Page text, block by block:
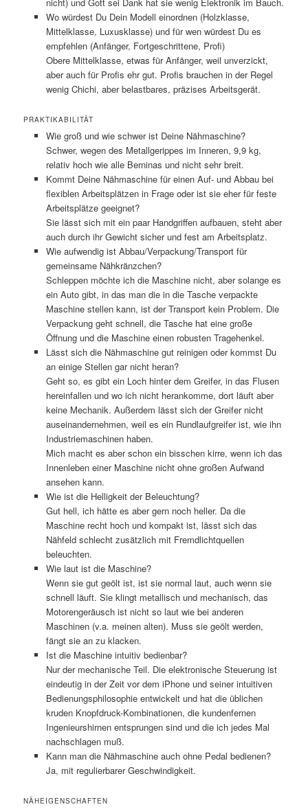
Wo würdest Du Dein Modell einordnen (Holzklasse,
Mittelklasse, Luxusklasse) und für wen würdest Du es
empfehlen (Anfänger, Fortgeschrittene, Profi)
Obere Mittelklasse, etwas für Anfänger, weil unverzickt,
aber auch für Profis ehr gut. Profis brauchen in der Regel
wenig Chichi, aber belastbares, präzises Arbeitsgerät.
PRAKTIKABILITÄT
Wie groß und wie schwer ist Deine Nähmaschine?
Schwer, wegen des Metallgerippes im Inneren, 9,9 kg,
relativ hoch wie alle Berninas und nicht sehr breit.
Kommt Deine Nähmaschine für einen Auf- und Abbau bei
flexiblen Arbeitsplätzen in Frage oder ist sie eher für feste
Arbeitsplätze geeignet?
Sie lässt sich mit ein paar Handgriffen aufbauen, steht aber
auch durch ihr Gewicht sicher und fest am Arbeitsplatz.
Wie aufwendig ist Abbau/Verpackung/Transport für
gemeinsame Nähkränzchen?
Schleppen möchte ich die Maschine nicht, aber solange es
ein Auto gibt, in das man die in die Tasche verpackte
Maschine stellen kann, ist der Transport kein Problem. Die
Verpackung geht schnell, die Tasche hat eine große
Öffnung und die Maschine einen robusten Tragehenkel.
Lässt sich die Nähmaschine gut reinigen oder kommst Du
an einige Stellen gar nicht heran?
Geht so, es gibt ein Loch hinter dem Greifer, in das Flusen
hereinfallen und wo ich nicht herankomme, dort läuft aber
keine Mechanik. Außerdem lässt sich der Greifer nicht
auseinandernehmen, weil es ein Rundlaufgreifer ist, wie ihn
Industriemaschinen haben.
Mich macht es aber schon ein bisschen kirre, wenn ich das
Innenleben einer Maschine nicht ohne großen Aufwand
ansehen kann.
Wie ist die Helligkeit der Beleuchtung?
Gut hell, ich hätte es aber gern noch heller. Da die
Maschine recht hoch und kompakt ist, lässt sich das
Nähfeld schlecht zusätzlich mit Fremdlichtquellen
beleuchten.
Wie laut ist die Maschine?
Wenn sie gut geölt ist, ist sie normal laut, auch wenn sie
schnell läuft. Sie klingt metallisch und mechanisch, das
Motorengeräusch ist nicht so laut wie bei anderen
Maschinen (v.a. meinen alten). Muss sie geölt werden,
fängt sie an zu klacken.
Ist die Maschine intuitiv bedienbar?
Nur der mechanische Teil. Die elektronische Steuerung ist
eindeutig in der Zeit vor dem iPhone und seiner intuitiven
Bedienungsphilosophie entwickelt und hat die üblichen
kruden Knopfdruck-Kombinationen, die kundenfernen
Ingenieurshirnen entsprungen sind und die ich jedes Mal
nachschlagen muß.
Kann man die Nähmaschine auch ohne Pedal bedienen?
Ja, mit regulierbarer Geschwindigkeit.
NÄHEIGENSCHAFTEN